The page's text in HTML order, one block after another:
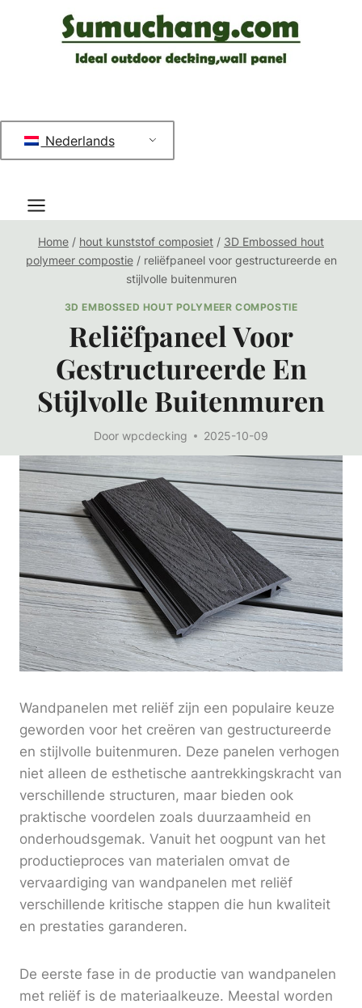
Nederlands
Home / hout kunststof composiet / 3D Embossed hout
polymeer compostie / reliëfpaneel voor gestructureerde en
stijlvolle buitenmuren
3D EMBOSSED HOUT POLYMEER COMPOSTIE
Reliëfpaneel Voor
Gestructureerde En
Stijlvolle Buitenmuren
Door wpcdecking 2025-10-09
Wandpanelen met reliëf zijn een populaire keuze
geworden voor het creëren van gestructureerde
en stijlvolle buitenmuren. Deze panelen verhogen
niet alleen de esthetische aantrekkingskracht van
verschillende structuren, maar bieden ook
praktische voordelen zoals duurzaamheid en
onderhoudsgemak. Vanuit het oogpunt van het
productieproces van materialen omvat de
vervaardiging van wandpanelen met reliëf
verschillende kritische stappen die hun kwaliteit
en prestaties garanderen.
De eerste fase in de productie van wandpanelen
met reliëf is de materiaalkeuze. Meestal worden